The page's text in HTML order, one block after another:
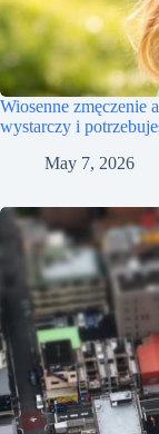
Wiosenne zmęczenie
wystarczy i
May 7, 2026